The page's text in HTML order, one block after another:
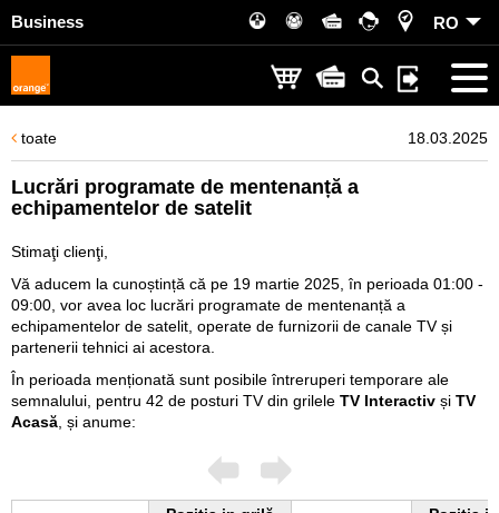
Business RO
toate 18.03.2025
Lucrări programate de mentenanță a
echipamentelor de satelit
Stimaţi clienţi,
Vă aducem la cunoștință că pe 19 martie 2025, în perioada 01:00 -
09:00, vor avea loc lucrări programate de mentenanță a
echipamentelor de satelit, operate de furnizorii de canale TV și
partenerii tehnici ai acestora.
În perioada menționată sunt posibile întreruperi temporare ale
semnalului, pentru 42 de posturi TV din grilele TV Interactiv și TV
Acasă , și anume: